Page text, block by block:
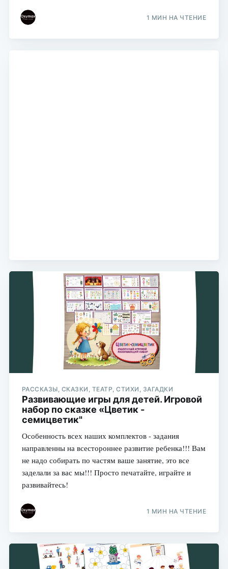
1 МИН НА ЧТЕНИЕ
РАССКАЗЫ, СКАЗКИ, ТЕАТР, СТИХИ, ЗАГАДКИ
Развивающие игры для детей. Игровой
набор по сказке «Цветик -
семицветик"
Особенность всех наших комплектов - задания
направленны на всестороннее развитие ребенка!!! Вам
не надо собирать по частям ваше занятие, это все
заделали за вас мы!!! Просто печатайте, играйте и
развивайтесь!
1 МИН НА ЧТЕНИЕ